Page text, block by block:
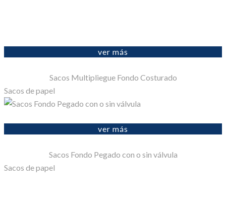
ver más
Sacos Multipliegue Fondo Costurado
Sacos de papel
ver más
Sacos Fondo Pegado con o sin válvula
Sacos de papel